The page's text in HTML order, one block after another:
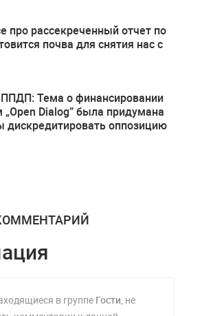
про рассекреченный отчет по
почва для снятия нас с
Тема о финансировании
Dialog” была придумана
дискредитировать оппозицию
в группе Гости, не